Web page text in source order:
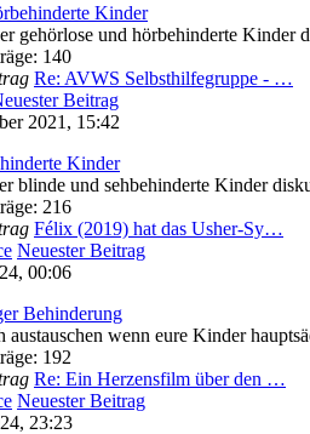
Kinder
gehörlose und hörbehinderte Kinder
: 140
Re: AVWS Selbsthilfegruppe - …
Beitrag
2021, 15:42
Kinder
blinde und sehbehinderte Kinder
: 216
Félix (2019) hat das Usher-Sy…
Neuester Beitrag
00:06
Behinderung
austauschen wenn eure Kinder
: 192
Re: Ein Herzensfilm über den …
Neuester Beitrag
23:23